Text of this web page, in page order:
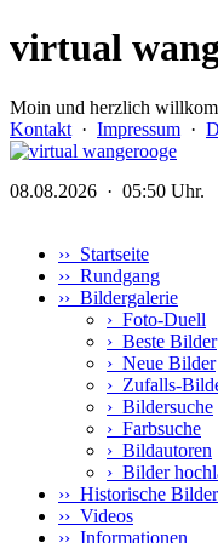
virtual
Moin und herzlich
Kontakt · Impressum ·
08.08.2026 · 05:50 Uhr.
›› Startseite
›› Rundgang
›› Bildergalerie
› Foto-Duell
› Beste Bilder
› Neue Bilder
› Zufalls-
› Bildersuche
› Farbsuche
› Bildautoren
› Bilder
›› Historische Bilder
›› Videos
›› Informationen